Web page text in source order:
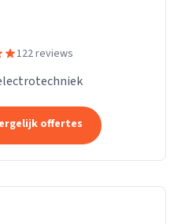
122 reviews
offertes